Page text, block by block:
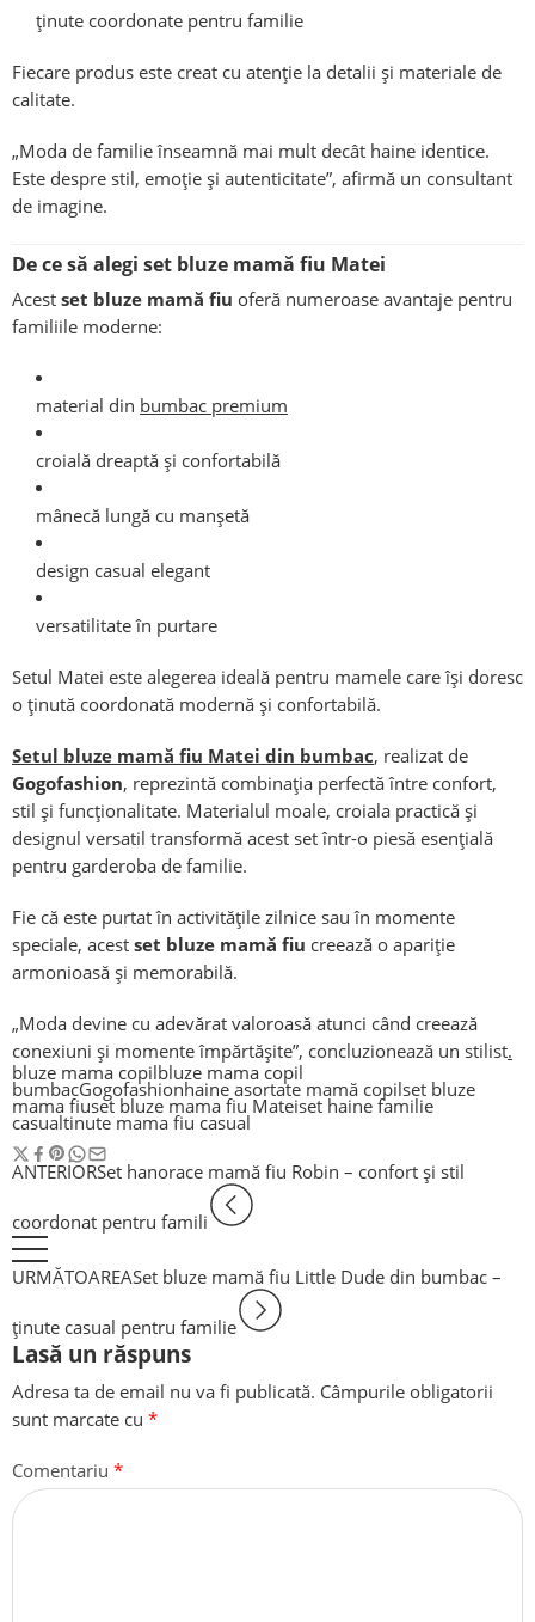
ținute coordonate pentru familie
Fiecare produs este creat cu atenție la detalii și materiale de
calitate.
„Moda de familie înseamnă mai mult decât haine identice.
Este despre stil, emoție și autenticitate”, afirmă un consultant
de imagine.
De ce să alegi set bluze mamă fiu Matei
Acest set bluze mamă fiu oferă numeroase avantaje pentru
familiile moderne:
material din bumbac premium
croială dreaptă și confortabilă
mânecă lungă cu manșetă
design casual elegant
versatilitate în purtare
Setul Matei este alegerea ideală pentru mamele care își doresc
o ținută coordonată modernă și confortabilă.
Setul bluze mamă fiu Matei din bumbac, realizat de
Gogofashion, reprezintă combinația perfectă între confort,
stil și funcționalitate. Materialul moale, croiala practică și
designul versatil transformă acest set într-o piesă esențială
pentru garderoba de familie.
Fie că este purtat în activitățile zilnice sau în momente
speciale, acest set bluze mamă fiu creează o apariție
armonioasă și memorabilă.
„Moda devine cu adevărat valoroasă atunci când creează
conexiuni și momente împărtășite”, concluzionează un stilist.
bluze mama copilbluze mama copil
bumbacGogofashionhaine asortate mamă copilset bluze
mama fiuset bluze mama fiu Mateiset haine familie
casualtinute mama fiu casual
ANTERIORSet hanorace mamă fiu Robin – confort și stil
coordonat pentru famili
URMĂTOAREASet bluze mamă fiu Little Dude din bumbac –
ținute casual pentru familie
Lasă un răspuns
Adresa ta de email nu va fi publicată. Câmpurile obligatorii
sunt marcate cu *
Comentariu *